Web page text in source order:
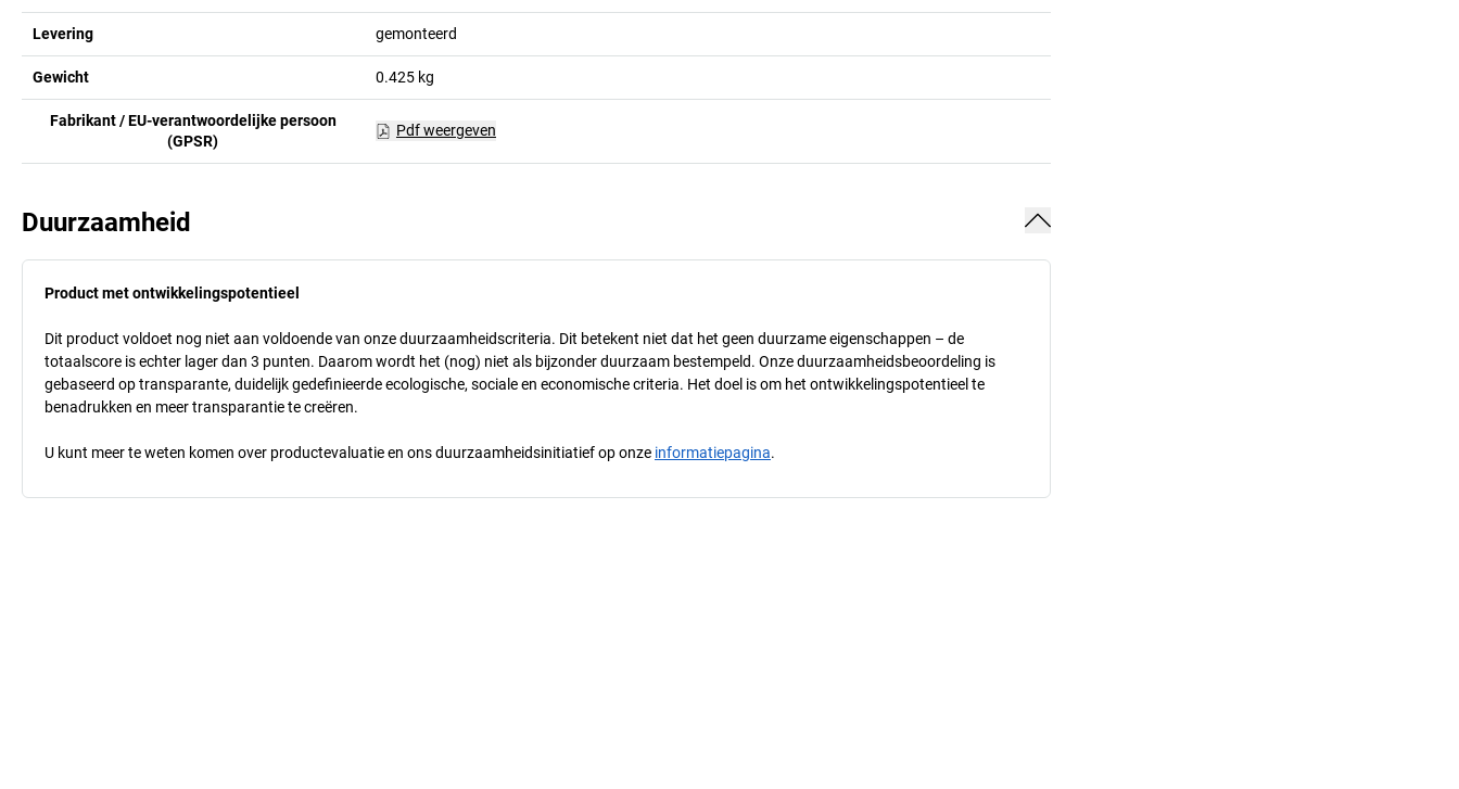
Levering gemonteerd
Gewicht 0.425 kg
Fabrikant / EU-verantwoordelijke persoon
(GPSR)
Pdf weergeven
Duurzaamheid
Product met ontwikkelingspotentieel
Dit product voldoet nog niet aan voldoende van onze duurzaamheidscriteria. Dit betekent niet dat het geen duurzame eigenschappen – de
totaalscore is echter lager dan 3 punten. Daarom wordt het (nog) niet als bijzonder duurzaam bestempeld. Onze duurzaamheidsbeoordeling is
gebaseerd op transparante, duidelijk gedefinieerde ecologische, sociale en economische criteria. Het doel is om het ontwikkelingspotentieel te
benadrukken en meer transparantie te creëren.
U kunt meer te weten komen over productevaluatie en ons duurzaamheidsinitiatief op onze informatiepagina.